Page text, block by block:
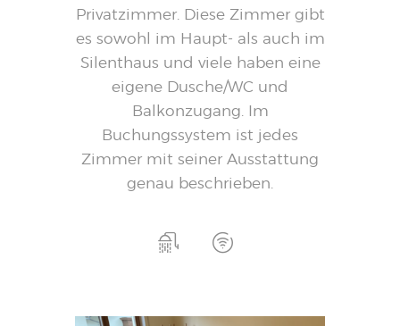
Privatzimmer. Diese Zimmer gibt
es sowohl im Haupt- als auch im
Silenthaus und viele haben eine
eigene Dusche/WC und
Balkonzugang. Im
Buchungssystem ist jedes
Zimmer mit seiner Ausstattung
genau beschrieben.